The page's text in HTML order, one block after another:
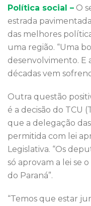
Política social – O
estrada
das melhores
uma região. “Uma
desenvolvimento. E
décadas vem
Outra questão
é a decisão do TCU
que a delegação
permitida com lei
Legislativa. “Os
só aprovam a lei se
do Paraná”.
“Temos que estar